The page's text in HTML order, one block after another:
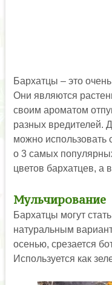
Бархатцы – это
Они являются
своим ароматом
разных вредителей.
можно использовать
о 3 самых
цветов бархатцев, а
Мульчирование
Бархатцы могут
натуральным
осенью, срезается
Используется как